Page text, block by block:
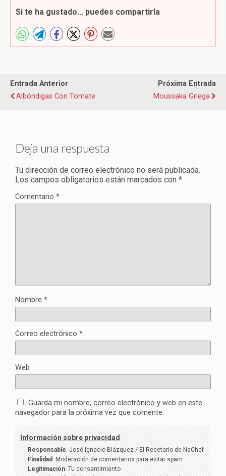
Si te ha gustado... puedes compartirla
Entrada Anterior
Albóndigas Con Tomate
Próxima Entrada
Moussaka Griega
Deja una respuesta
Tu dirección de correo electrónico no será publicada.
Los campos obligatorios están marcados con *
Comentario *
Nombre *
Correo electrónico *
Web
Guarda mi nombre, correo electrónico y web en este
navegador para la próxima vez que comente.
Información sobre privacidad
Responsable: José Ignacio Blázquez / El Recetario de NaChef
Finalidad: Moderación de comentarios para evitar spam
Legitimación: Tu consentimiento